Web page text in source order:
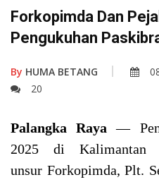
Forkopimda Dan
Pengukuhan
By HUMA BETANG
20
Palangka Raya —
2025 di Kalimantan
unsur Forkopimda, Plt.